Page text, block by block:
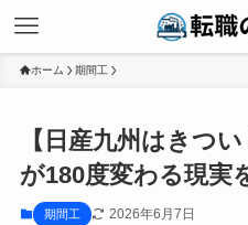
ホーム 期間工
【日産九州はきつ
が180度変わる現実
期間工 2026年6月7日